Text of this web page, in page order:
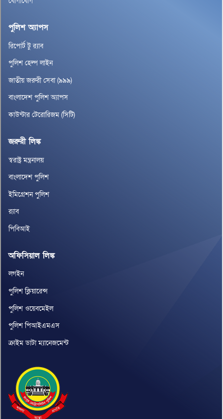
পুলিশ অ্যাপস
রিপোর্ট টু র‌্যাব
পুলিশ হেল্প লাইন
জাতীয় জরুরী সেবা (৯৯৯)
বাংলাদেশ পুলিশ অ্যাপস
কাউন্টার টেরোরিজম (সিটি)
জরুরী লিঙ্ক
স্বরাষ্ট্র মন্ত্রনালয়
বাংলাদেশ পুলিশ
ইমিগ্রেশন পুলিশ
র‌্যাব
পিবিআই
অফিসিয়াল লিঙ্ক
লগইন
পুলিশ ক্লিয়ারেন্স
পুলিশ ওয়েবমেইল
পুলিশ পিআইএমএস
ক্রাইম ডাটা ম্যানেজমেন্ট